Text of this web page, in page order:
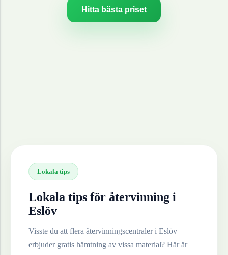
Hitta bästa priset
Lokala tips
Lokala tips för återvinning i
Eslöv
Visste du att flera återvinningscentraler i Eslöv
erbjuder gratis hämtning av vissa material? Här är